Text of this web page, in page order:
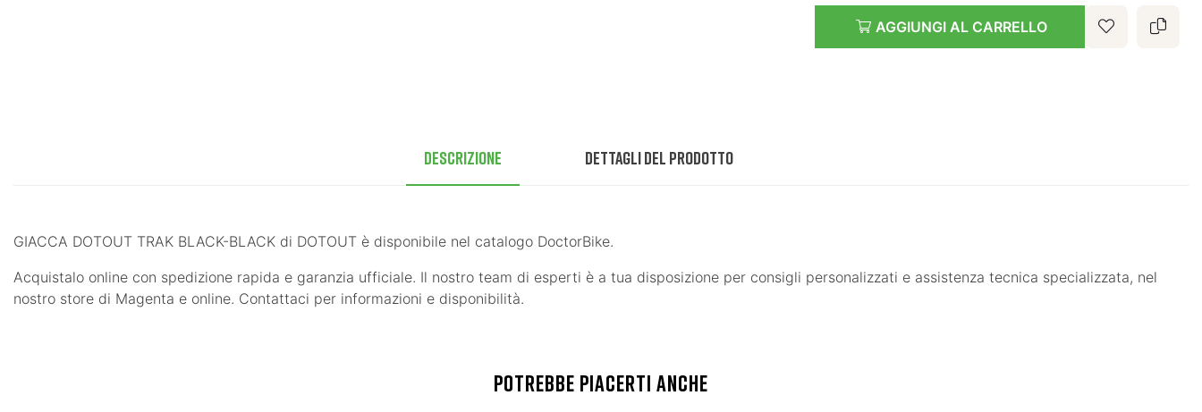
AGGIUNGI AL CARRELLO
Descrizione Dettagli del prodotto
GIACCA DOTOUT TRAK BLACK-BLACK di DOTOUT è disponibile nel catalogo DoctorBike.
Acquistalo online con spedizione rapida e garanzia ufficiale. Il nostro team di esperti è a tua disposizione per consigli personalizzati e assistenza tecnica specializzata, nel
nostro store di Magenta e online. Contattaci per informazioni e disponibilità.
POTREBBE PIACERTI ANCHE